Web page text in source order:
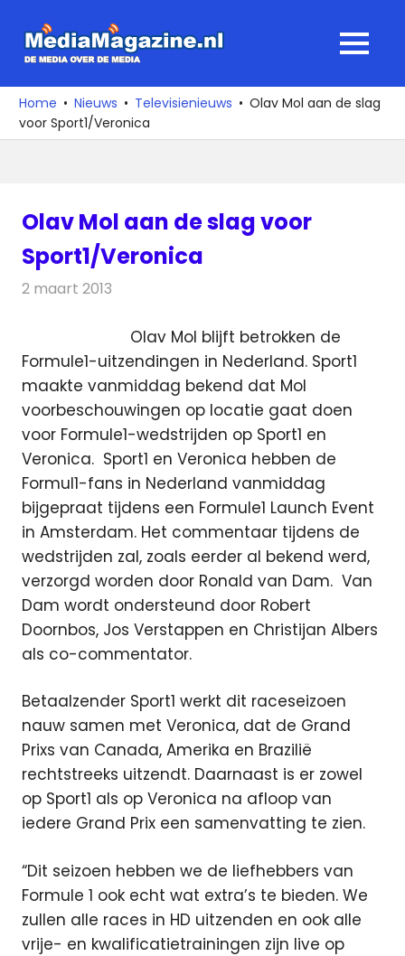
naar
media
over
de
MENU
Home Nieuws Televisienieuws
Olav Mol aan de slag
voor Sport1/Veronica
Olav Mol aan de slag voor
Sport1/Veronica
2 maart 2013
Olav Mol blijft betrokken de
Formule1-uitzendingen in Nederland. Sport1
maakte vanmiddag bekend dat Mol
voorbeschouwingen op locatie gaat doen
voor Formule1-wedstrijden op Sport1 en
Veronica. Sport1 en Veronica hebben de
Formul1-fans in Nederland vanmiddag
bijgepraat tijdens een Formule1 Launch Event
in Amsterdam. Het commentaar tijdens de
wedstrijden zal, zoals eerder al bekend werd,
verzorgd worden door Ronald van Dam. Van
Dam wordt ondersteund door Robert
Doornbos, Jos Verstappen en Christijan Albers
als co-commentator.
Betaalzender Sport1 werkt dit raceseizoen
nauw samen met Veronica, dat de Grand
Prixs van Canada, Amerika en Brazilië
rechtstreeks uitzendt. Daarnaast is er zowel
op Sport1 als op Veronica na afloop van
iedere Grand Prix een samenvatting te zien.
“Dit seizoen hebben we de liefhebbers van
Formule 1 ook echt wat extra’s te bieden. We
zullen alle races in HD uitzenden en ook alle
vrije- en kwalificatietrainingen zijn live op